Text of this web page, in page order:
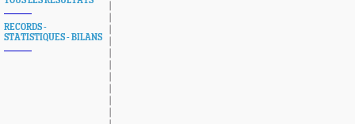
RECORDS -
STATISTIQUES - BILANS